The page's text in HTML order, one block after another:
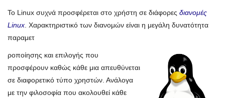
Το Linux συχνά προσφέρεται στο χρήστη σε διάφορες διανομές
Linux . Χαρακτηριστικό των διανομών είναι η μεγάλη δυνατότητα
παραμετ
ροποίησης και επιλογής που
προσφέρουν καθώς κάθε μια απευθύνεται
σε διαφορετικό τύπο χρηστών. Ανάλογα
με την φιλοσοφία που ακολουθεί κάθε